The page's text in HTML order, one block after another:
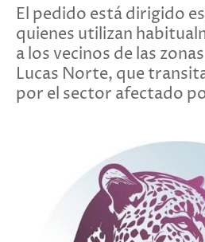
El pedido está dirigido
quienes utilizan
a los vecinos de las
Lucas Norte, que
por el sector afectado